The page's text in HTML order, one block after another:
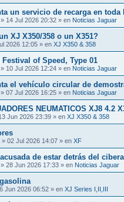
un servicio de recarga en toda
» 14 Jul 2026 20:32 » en Noticias Jaguar
XJ X350/358 o un X351?
2026 12:05 » en XJ X350 & 358
of Speed, Type 01
» 10 Jul 2026 12:24 » en Noticias Jaguar
el vehículo circular de
» 07 Jul 2026 16:25 » en Noticias Jaguar
NEUMATICOS XJ8 4.2
Jun 2026 23:39 » en XJ X350 & 358
» 02 Jul 2026 14:07 » en XF
de estar detrás del
» 28 Jun 2026 17:33 » en Noticias Jaguar
Jun 2026 06:52 » en XJ Series I,II,III